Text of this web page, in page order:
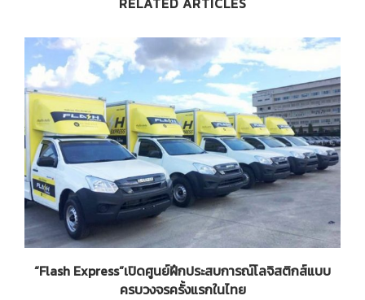
“Flash Express”เปิดศูนย์ฝึกประสบการณ์โลจิสติกส์แบบ
ครบวงจรครั้งแรกในไทย